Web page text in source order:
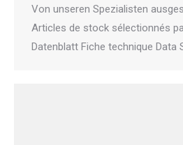
Von unseren Spezialisten
Articles de stock sélectionnés
Datenblatt Fiche technique Data